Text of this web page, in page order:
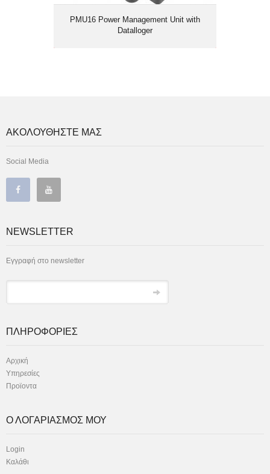
PMU16 Power Management Unit with
Datalloger
ΑΚΟΛΟΥΘΗΣΤΕ ΜΑΣ
Social Media
NEWSLETTER
Εγγραφή στο newsletter
ΠΛΗΡΟΦΟΡΙΕΣ
Αρχική
Υπηρεσίες
Προϊοντα
Ο ΛΟΓΑΡΙΑΣΜΟΣ ΜΟΥ
Login
Καλάθι